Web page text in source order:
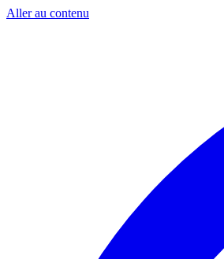
Aller au contenu